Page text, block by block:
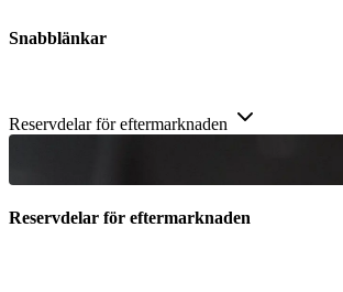
Snabblänkar
Reservdelar för eftermarknaden
Reservdelar för eftermarknaden